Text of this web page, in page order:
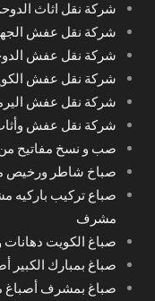
شركة نقل اثاث
شركة نقل عفش
شركة نقل عفش
شركة نقل عفش
شركة نقل عفش
شركة نقل عفش
صب و نسخ مفاتيح من
صباخ شاطر
صباع تركيب
مشرف
صباغ الكويت
صباغ بمبارك الكبير أصباغ
صباغ بمشرف